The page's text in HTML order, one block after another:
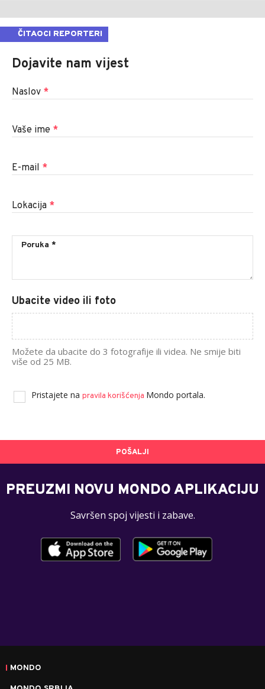
ČITAOCI REPORTERI
Dojavite nam vijest
Naslov *
Vaše ime *
E-mail *
Lokacija *
Ubacite video ili foto
Možete da ubacite do 3 fotografije ili videa. Ne smije biti
više od 25 MB.
Pristajete na pravila korišćenja Mondo portala.
POŠALJI
PREUZMI NOVU MONDO APLIKACIJU
Savršen spoj vijesti i zabave.
MONDO